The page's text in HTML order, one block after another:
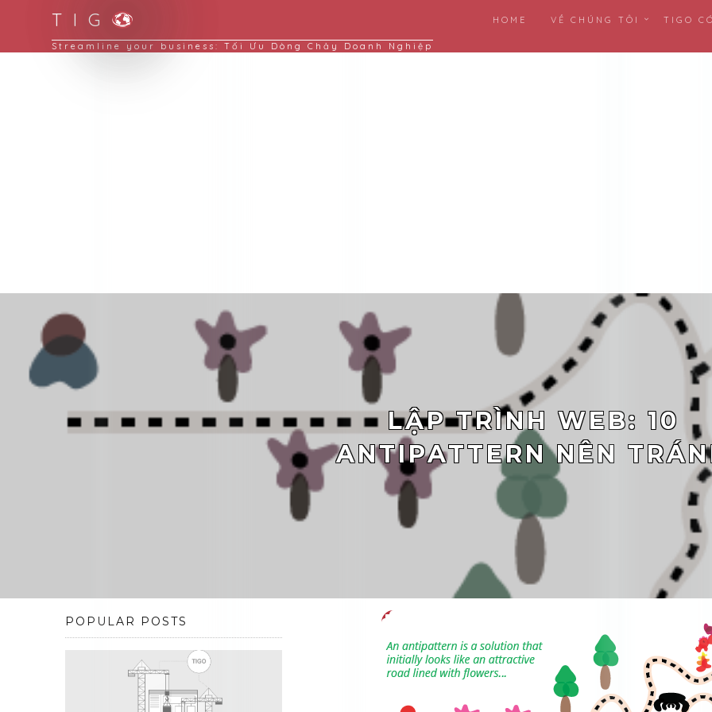
T I G
Streamline your business: Tối Ưu Dòng Chảy Doanh Nghiệp
HOME VỀ CHÚNG TÔI TIGO
LẬP TRÌNH WEB: 10
ANTIPATTERN NÊN
POPULAR POSTS